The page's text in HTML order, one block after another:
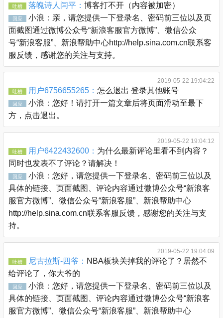
吐槽 落魄诗人闫平： 博客打不开（内容被加密）
回应 小浪： 亲，请您提供一下登录名、密码前三位以及页
面截图通过微博公众号“新浪客服官方微博”、微信公众
号“新浪客服”、新浪帮助中心http://help.sina.com.cn联系客
服反馈，感谢您的关注与支持。
2019-05-22 19:04:22
吐槽 用户6756655265： 怎么退出 登录其他账号
回应 小浪： 您好！请打开一篇文章后将页面滑动至最下
方，点击退出。
2019-05-22 19:04:12
吐槽 用户6422432600： 为什么最新评论里看不到内容？
同时也发表不了评论？请解决！
回应 小浪： 您好，请您提供一下登录名、密码前三位以及
具体的链接、页面截图、评论内容通过微博公众号“新浪客
服官方微博”、微信公众号“新浪客服”、新浪帮助中心
http://help.sina.com.cn联系客服反馈，感谢您的关注与支
持。
2019-05-22 19:04:09
吐槽 尼古拉斯-四爷： NBA板块关掉我的评论了？居然不
给评论了，你大爷的
回应 小浪： 您好，请您提供一下登录名、密码前三位以及
具体的链接、页面截图、评论内容通过微博公众号“新浪客
服官方微博”、微信公众号“新浪客服”、新浪帮助中心